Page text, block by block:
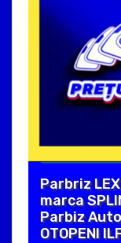
Parbriz
marca
Parbiz
OTOPENI